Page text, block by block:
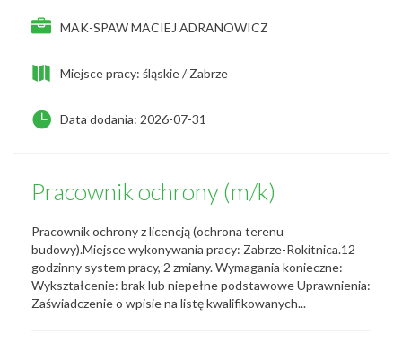
MAK-SPAW MACIEJ ADRANOWICZ
Miejsce pracy: śląskie / Zabrze
Data dodania: 2026-07-31
Pracownik ochrony (m/k)
Pracownik ochrony z licencją (ochrona terenu
budowy).Miejsce wykonywania pracy: Zabrze-Rokitnica.12
godzinny system pracy, 2 zmiany. Wymagania konieczne:
Wykształcenie: brak lub niepełne podstawowe Uprawnienia:
Zaświadczenie o wpisie na listę kwalifikowanych...